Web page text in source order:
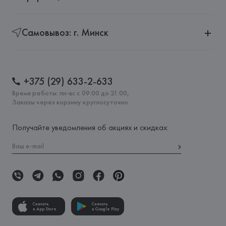
Самовывоз: г. Минск
+375 (29) 633-2-633
Время работы: пн-вс с 09:00 до 21:00,
Заказы через корзину круглосуточно
Получайте уведомления об акциях и скидках:
Скачать
в App Store
Скачать
в Google Play